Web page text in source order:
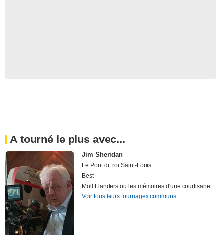
A tourné le plus avec...
Jim Sheridan
Le Pont du roi Saint-Louis
Best
Moll Flanders ou les mémoires d'une courtisane
Voir tous leurs tournages communs